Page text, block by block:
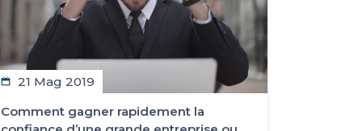
21 Mag 2019
Comment gagner rapidement la